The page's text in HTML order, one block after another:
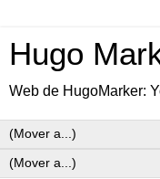
Hugo
Web de HugoMarker: